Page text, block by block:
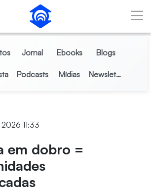
principal
Jornal Ebooks Blogs
Podcasts Mídias Newsletter
11:33
em dobro =